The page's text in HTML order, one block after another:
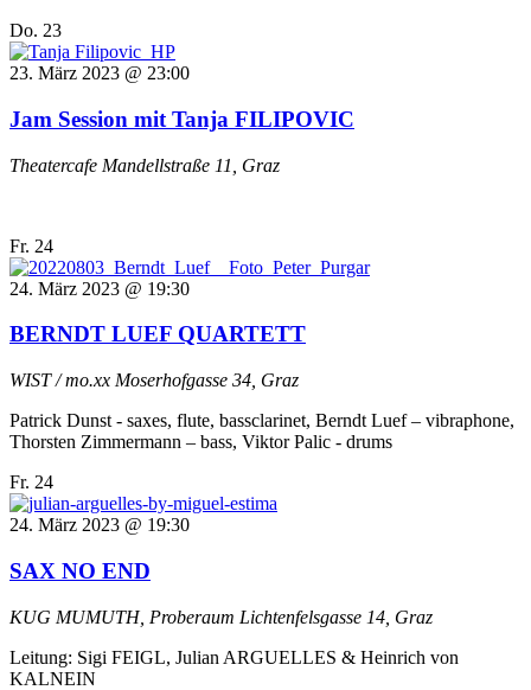
Do. 23
23. März 2023 @ 23:00
Jam Session mit Tanja FILIPOVIC
Theatercafe Mandellstraße 11, Graz
Fr. 24
24. März 2023 @ 19:30
BERNDT LUEF QUARTETT
WIST / mo.xx Moserhofgasse 34, Graz
Patrick Dunst - saxes, flute, bassclarinet, Berndt Luef – vibraphone,
Thorsten Zimmermann – bass, Viktor Palic - drums
Fr. 24
24. März 2023 @ 19:30
SAX NO END
KUG MUMUTH, Proberaum Lichtenfelsgasse 14, Graz
Leitung: Sigi FEIGL, Julian ARGUELLES & Heinrich von
KALNEIN